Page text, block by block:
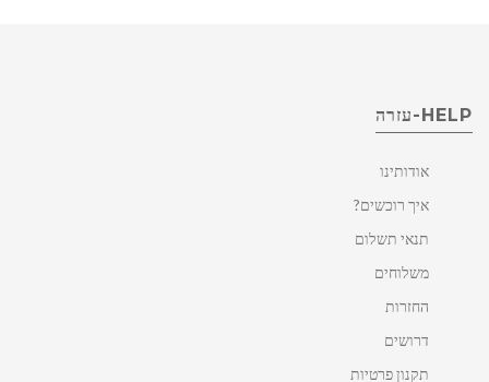
HELP-עזרה
אודותינו
איך רוכשים?
תנאי תשלום
משלוחים
החזרות
דרושים
תקנון פרטיות